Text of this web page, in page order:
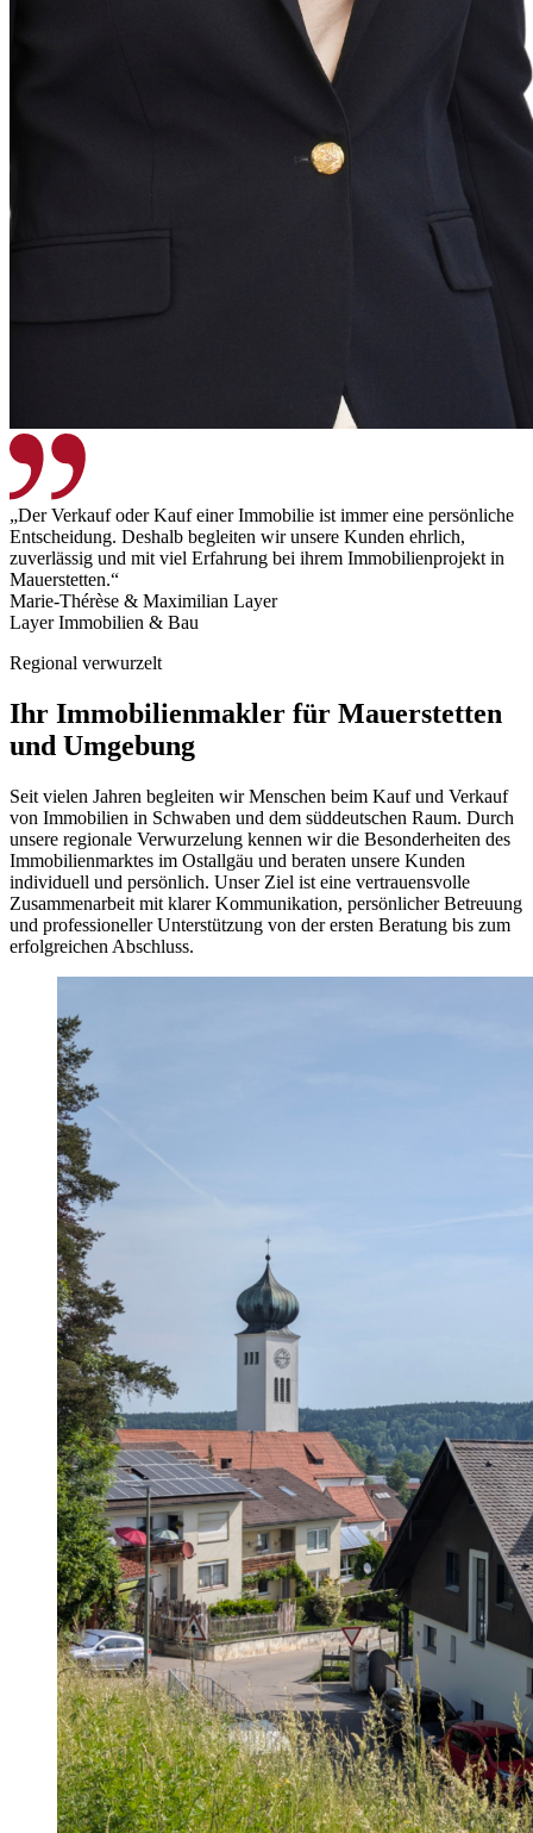
„Der Verkauf oder Kauf einer Immobilie ist immer eine persönliche
Entscheidung. Deshalb begleiten wir unsere Kunden ehrlich,
zuverlässig und mit viel Erfahrung bei ihrem Immobilienprojekt in
Mauerstetten.“
Marie-Thérèse & Maximilian Layer
Layer Immobilien & Bau
Regional verwurzelt
Ihr Immobilienmakler für Mauerstetten
und Umgebung
Seit vielen Jahren begleiten wir Menschen beim Kauf und Verkauf
von Immobilien in Schwaben und dem süddeutschen Raum. Durch
unsere regionale Verwurzelung kennen wir die Besonderheiten des
Immobilienmarktes im Ostallgäu und beraten unsere Kunden
individuell und persönlich. Unser Ziel ist eine vertrauensvolle
Zusammenarbeit mit klarer Kommunikation, persönlicher Betreuung
und professioneller Unterstützung von der ersten Beratung bis zum
erfolgreichen Abschluss.